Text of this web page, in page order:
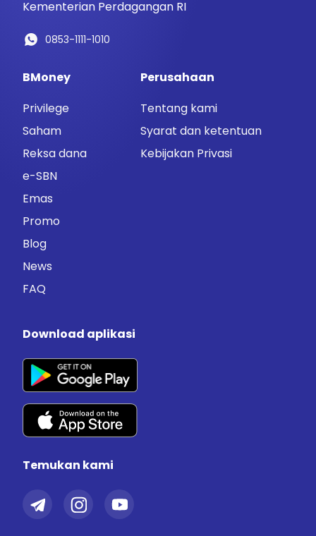
Kementerian Perdagangan RI
0853-1111-1010
BMoney
Privilege
Saham
Reksa dana
e-SBN
Emas
Promo
Blog
News
FAQ
Perusahaan
Tentang kami
Syarat dan ketentuan
Kebijakan Privasi
Download aplikasi
Temukan kami